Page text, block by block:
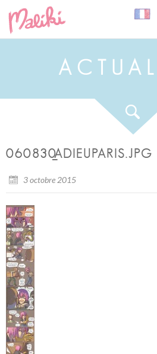
A C U A L
060830_ADIEUPARIS.JPG
3 octobre 2015